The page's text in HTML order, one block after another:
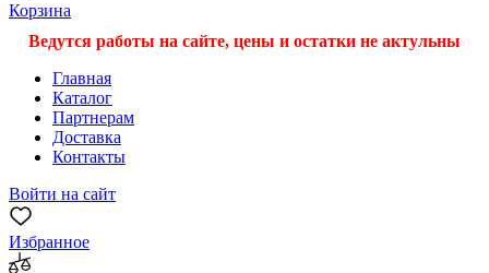
Корзина
Ведутся работы на сайте, цены и остатки не актульны
Главная
Каталог
Партнерам
Доставка
Контакты
Войти на сайт
Избранное